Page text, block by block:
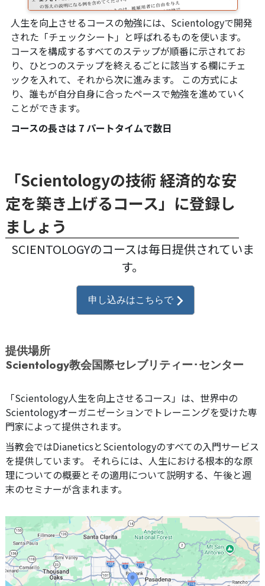
人生を向上させるコースの勉強には、Scientologyで開発
された「チェックシート」と呼ばれるものを使います。
コースを構成するすべてのステップが順番に示されてお
り、ひとつのステップを終えるごとに該当する欄にチェ
ックを入れて、それから次に進みます。 この方式によ
り、誰もが自分自身に合ったペースで勉強を進めていく
ことができます。
コースの長さは 7 パートタイムで数日
「Scientologyの技術 経済的な安
定を築き上げるコース」に登録し
ましょう
SCIENTOLOGYのコースは毎日提供されていま
す。
申し込みはこちらで
提供場所
Scientology教会国際セレブリティー･センター
「Scientology人生を向上させるコース」は、世界中の
Scientologyオーガニゼーションでトレーニングを受けた専
門家によって提供されます。
当教会ではDianeticsとScientologyのすべての入門サービス
を提供しています。 それらには、人生における根本的な原
理についての概要とその適用について説明する、午後と週
末のセミナーが含まれます。